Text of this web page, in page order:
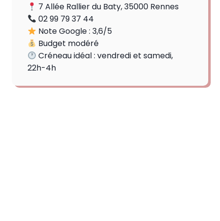
7 Allée Rallier du Baty, 35000 Rennes
02 99 79 37 44
Note Google : 3,6/5
Budget modéré
Créneau idéal : vendredi et samedi,
22h-4h